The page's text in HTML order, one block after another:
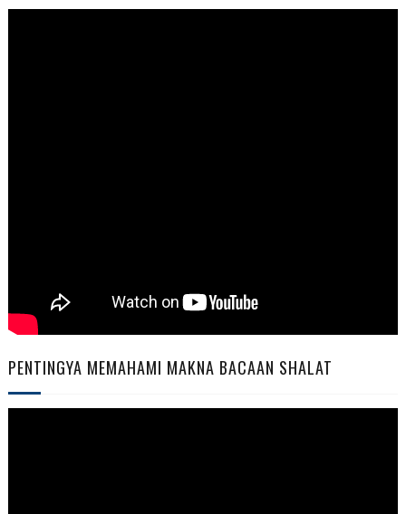
PENTINGYA MEMAHAMI MAKNA BACAAN SHALAT